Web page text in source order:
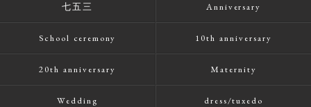
七五三 Anniversary
School ceremony 10th anniversary
20th anniversary Maternity
Wedding dress/tuxedo